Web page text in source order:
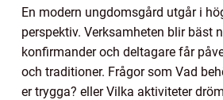
En modern ungdomsgård utgår i
perspektiv. Verksamheten blir bäst
konfirmander och deltagare får
och traditioner. Frågor som Vad
er trygga? eller Vilka aktiviteter